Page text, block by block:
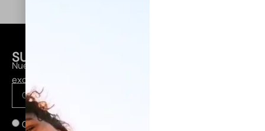
SUSCRÍBETE A NUESTRA NEWSLETTER
Nuevas colecciones, lanzamientos y descuentos
exclusivos en tu email.
Canarias